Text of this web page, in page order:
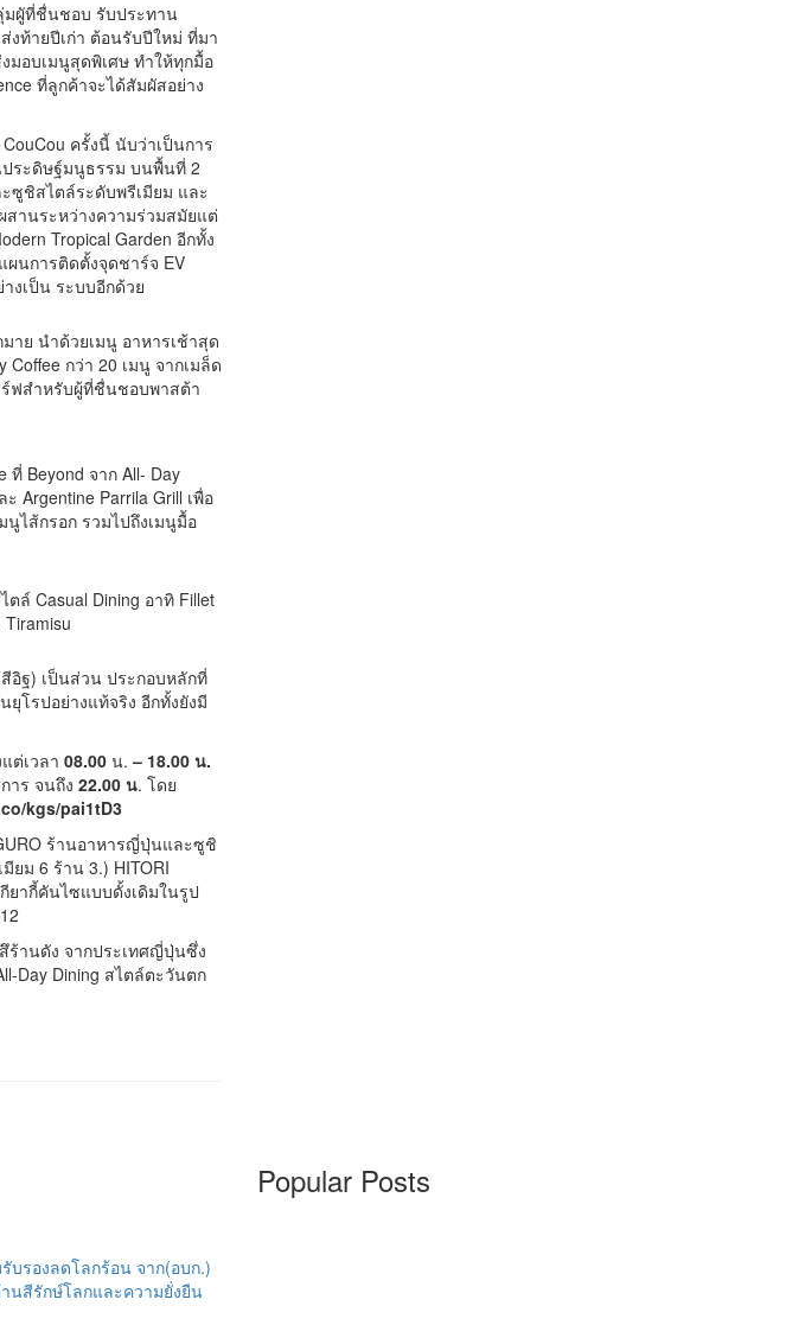
มผูัที่ชื่นชอบ รับประทาน
งท้ายปีเก่า ต้อนรับปีใหม่ ที่มา
มอบเมนูสุดพิเศษ ทำให้ทุกมื้อ
ที่ลูกค้าจะได้สัมผัสอย่าง
ครั้งนี้ นับว่าเป็นการ
ประดิษฐ์มนูธรรม บนพื้นที่ 2
ซูชิสไตล์ระดับพรีเมียม และ
สานระหว่างความร่วมสมัยแต่
Tropical Garden อีกทั้ง
นการติดตั้งจุดชาร์จ EV
งเป็น ระบบอีกด้วย
าย นำด้วยเมนู อาหารเช้าสุด
กว่า 20 เมนู จากเมล็ด
ฟสำหรับผู้ที่ชื่นชอบพาสต้า
ที่ Beyond จาก All- Day
Argentine Parrila Grill เพื่อ
ไส้กรอก รวมไปถึงเมนูมื้อ
ล์ Casual Dining อาทิ Fillet
อิฐ) เป็นส่วน ประกอบหลักที่
โรปอย่างแท้จริง อีกทั้งยังมี
ต่เวลา 08.00 น.– 18.00 น.
าร จนถึง 22.00 น. โดย
kgs/pai1tD3
ร้านอาหารญี่ปุ่นและซูชิ
ยม 6 ร้าน 3.) HITORI
ยากี้คันไซแบบดั้งเดิมในรูป
ร้านดัง จากประเทศญี่ปุ่นซึ่ง
Day Dining สไตล์ตะวันตก
บรองลดโลกร้อน จาก(อบก.)
นสีรักษ์โลกและความยั่งยืน
Popular Posts